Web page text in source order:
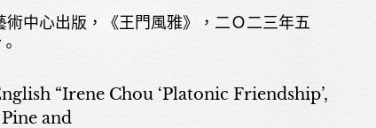
關於我們
展覽
中心出版，《王門風雅》，二Ｏ二三年五
“Irene Chou ‘Platonic Friendship’,
and